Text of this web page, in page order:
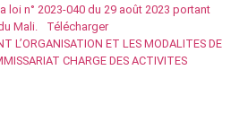
loi n° 2023-040 du 29 août 2023 portant
Mali.
Télécharger
L’ORGANISATION ET LES MODALITES DE
CHARGE DES ACTIVITES